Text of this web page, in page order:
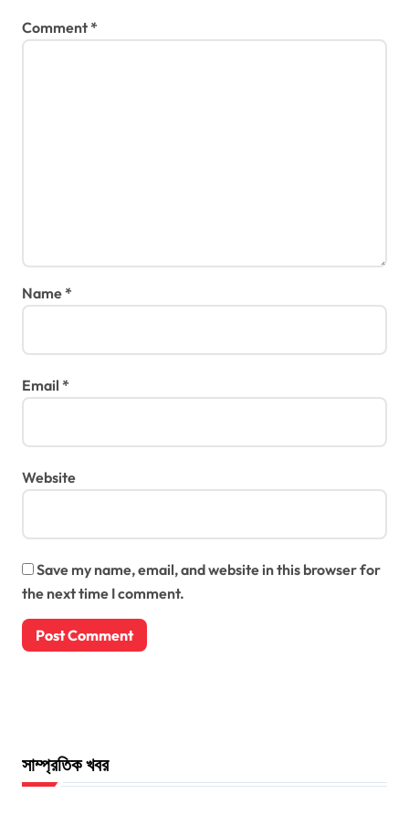
Comment*
Name*
Email *
Website
Save my name, email, and website in this browser for
the next time I comment.
সাম্প্রতিক খবর